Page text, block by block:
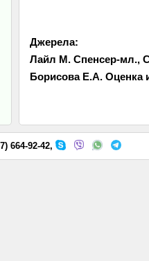
Джерела:
Лайл М. Спенсер-мл.,
Борисова Е.А. Оценка
664-92-42,